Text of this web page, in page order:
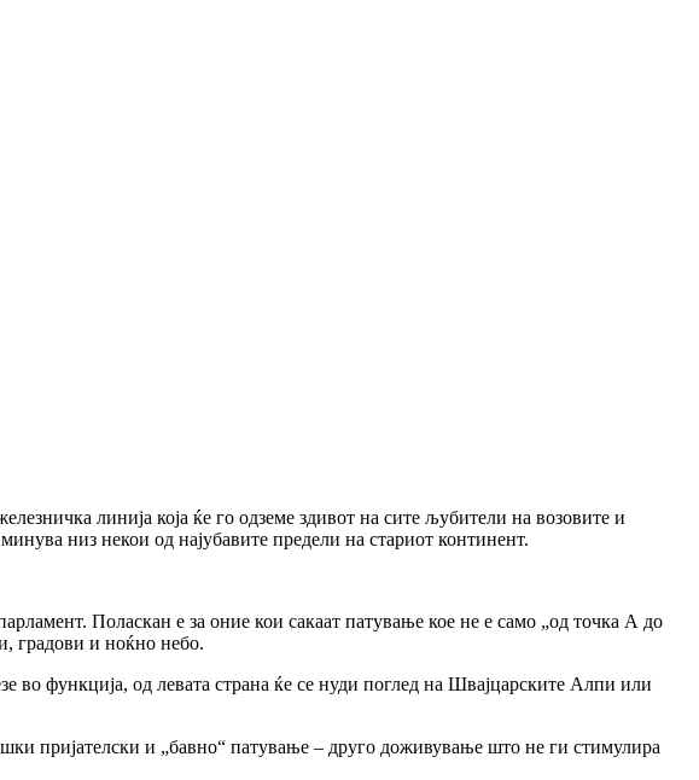
линија која ќе го одземе здивот на сите љубители на возовите и
низ некои од најубавите предели на стариот континент.
Поласкан е за оние кои сакаат патување кое не е само „од точка А до
градови и ноќно небо.
во функција, од левата страна ќе се нуди поглед на Швајцарските Алпи или
пријателски и „бавно“ патување – друго доживување што не ги стимулира